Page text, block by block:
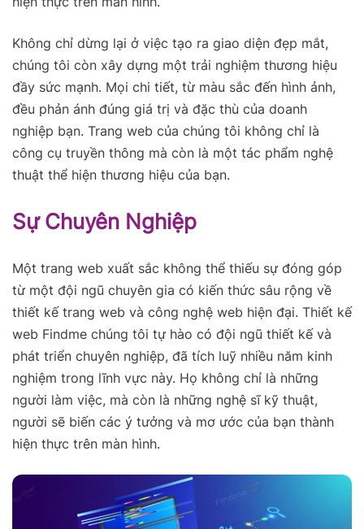
Không chỉ dừng lại ở việc tạo ra giao diện đẹp mắt,
chúng tôi còn xây dựng một trải nghiệm thương hiệu
đầy sức mạnh. Mọi chi tiết, từ màu sắc đến hình ảnh,
đều phản ánh đúng giá trị và đặc thù của doanh
nghiệp bạn. Trang web của chúng tôi không chỉ là
công cụ truyền thông mà còn là một tác phẩm nghệ
thuật thể hiện thương hiệu của bạn.
Sự Chuyên Nghiệp
Một trang web xuất sắc không thể thiếu sự đóng góp
từ một đội ngũ chuyên gia có kiến thức sâu rộng về
thiết kế trang web và công nghệ web hiện đại. Thiết kế
web Findme chúng tôi tự hào có đội ngũ thiết kế và
phát triển chuyên nghiệp, đã tích luỹ nhiều năm kinh
nghiệm trong lĩnh vực này. Họ không chỉ là những
người làm việc, mà còn là những nghệ sĩ kỹ thuật,
người sẽ biến các ý tưởng và mơ ước của bạn thành
hiện thực trên màn hình.